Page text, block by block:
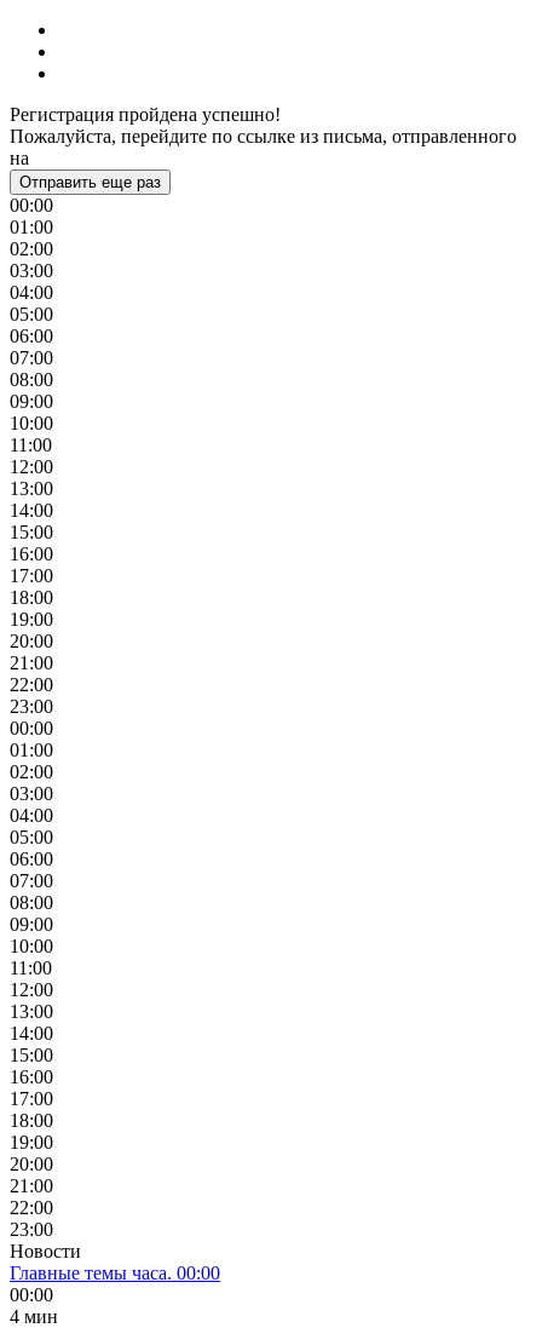
Регистрация пройдена успешно!
Пожалуйста, перейдите по ссылке из письма, отправленного
на
Отправить еще раз
00:00
01:00
02:00
03:00
04:00
05:00
06:00
07:00
08:00
09:00
10:00
11:00
12:00
13:00
14:00
15:00
16:00
17:00
18:00
19:00
20:00
21:00
22:00
23:00
00:00
01:00
02:00
03:00
04:00
05:00
06:00
07:00
08:00
09:00
10:00
11:00
12:00
13:00
14:00
15:00
16:00
17:00
18:00
19:00
20:00
21:00
22:00
23:00
Новости
Главные темы часа. 00:00
00:00
4 мин